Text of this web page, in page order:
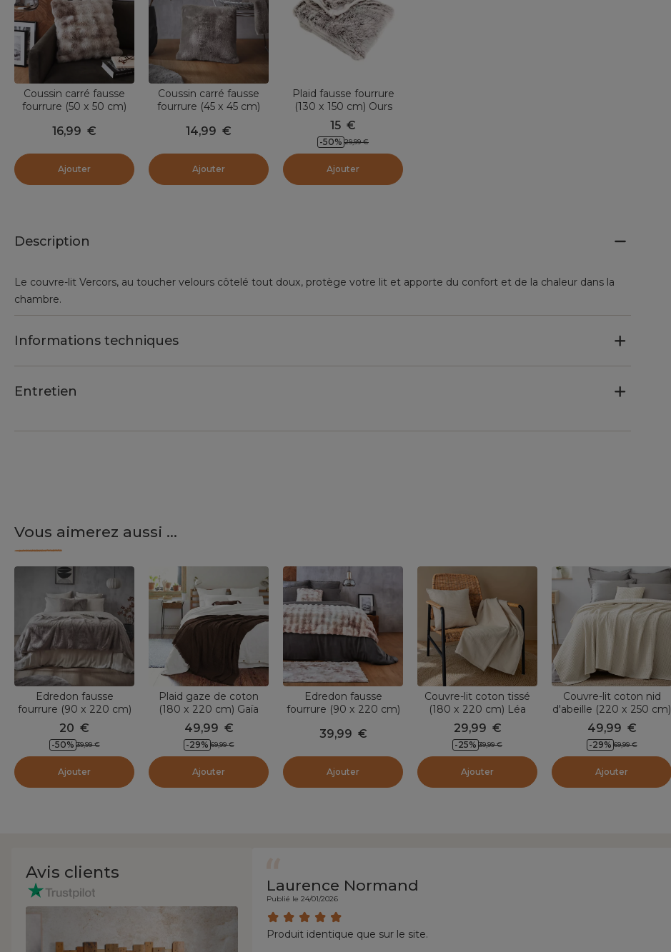
Coussin carré fausse
fourrure (50 x 50 cm)
16,99 €
Ajouter
Coussin carré fausse
fourrure (45 x 45 cm)
14,99 €
Ajouter
Plaid fausse fourrure
(130 x 150 cm) Ours
Taupe
15 €
-50% 29,99 €
Ajouter
Description
Le couvre-lit Vercors, au toucher velours côtelé tout doux, protège votre lit et apporte du confort et de la chaleur dans la
chambre.
Informations techniques
Entretien
Vous aimerez aussi ...
Edredon fausse
fourrure (90 x 220 cm)
Finn Taupe
20 €
-50% 39,99 €
Ajouter
Plaid gaze de coton
(180 x 220 cm) Gaïa
Brun
49,99 €
-29% 69,99 €
Ajouter
Edredon fausse
fourrure (90 x 220 cm)
39,99 €
Ajouter
Couvre-lit coton tissé
(180 x 220 cm) Léa
Beige pampa
29,99 €
-25% 39,99 €
Ajouter
Couvre-lit coton nid
d'abeille (220 x 250 cm)
Maya Beige pampa
49,99 €
-29% 69,99 €
Ajouter
Avis clients
Laurence Normand
Publié le 24/01/2026
Produit identique que sur le site.